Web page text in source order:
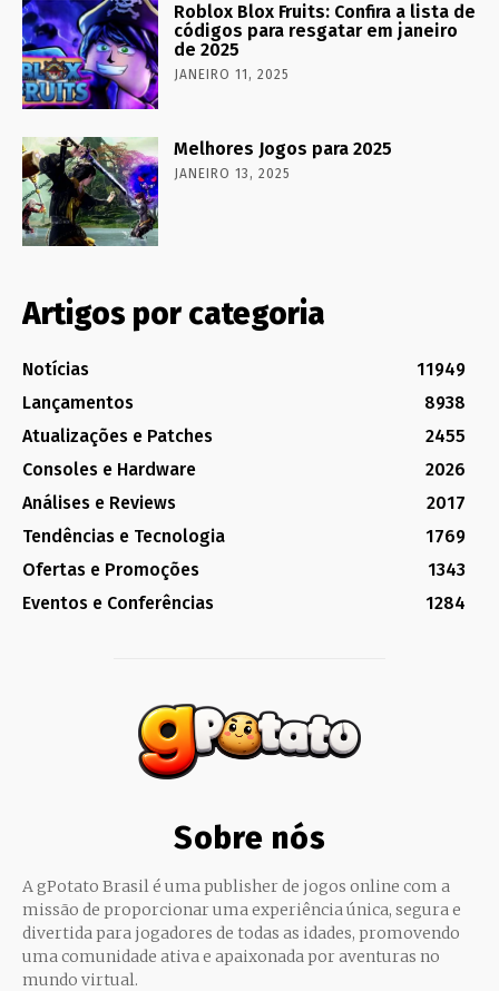
Roblox Blox Fruits: Confira a lista de
códigos para resgatar em janeiro
de 2025
JANEIRO 11, 2025
Melhores Jogos para 2025
JANEIRO 13, 2025
Artigos por categoria
Notícias
11949
Lançamentos
8938
Atualizações e Patches
2455
Consoles e Hardware
2026
Análises e Reviews
2017
Tendências e Tecnologia
1769
Ofertas e Promoções
1343
Eventos e Conferências
1284
Sobre nós
A gPotato Brasil é uma publisher de jogos online com a
missão de proporcionar uma experiência única, segura e
divertida para jogadores de todas as idades, promovendo
uma comunidade ativa e apaixonada por aventuras no
mundo virtual.